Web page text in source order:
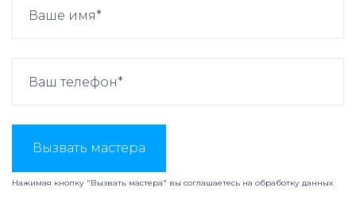
Вызвать мастера
Нажимая кнопку "Вызвать мастера" вы соглашаетесь на обработку данных